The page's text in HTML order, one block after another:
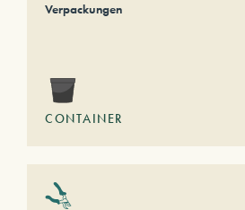
Verpackungen
CONTAINER